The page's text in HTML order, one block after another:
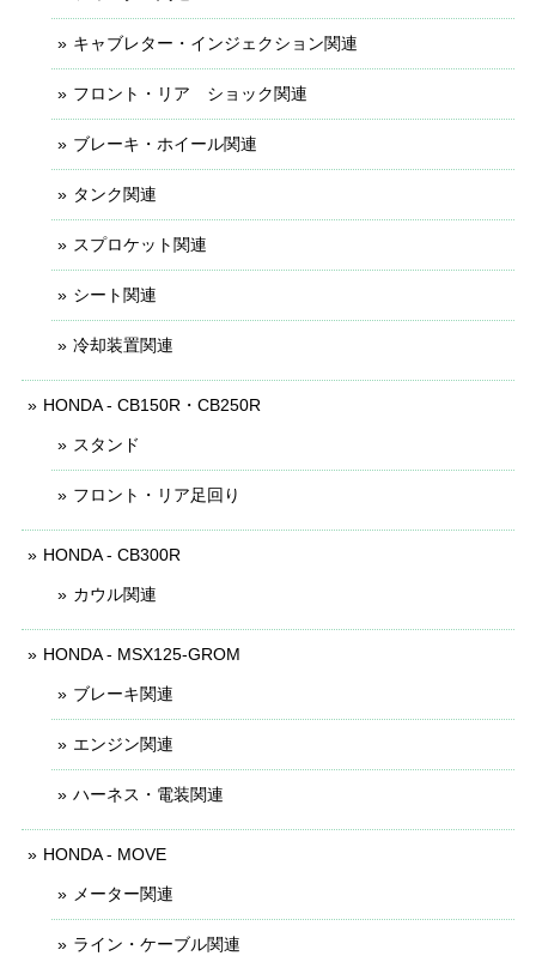
キャブレター・インジェクション関連
フロント・リア ショック関連
ブレーキ・ホイール関連
タンク関連
スプロケット関連
シート関連
冷却装置関連
HONDA - CB150R・CB250R
スタンド
フロント・リア足回り
HONDA - CB300R
カウル関連
HONDA - MSX125-GROM
ブレーキ関連
エンジン関連
ハーネス・電装関連
HONDA - MOVE
メーター関連
ライン・ケーブル関連